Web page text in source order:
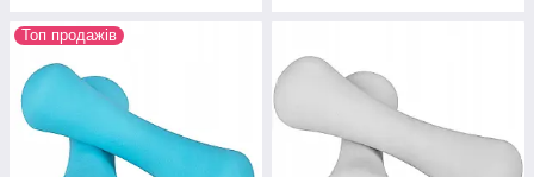
Топ продажів